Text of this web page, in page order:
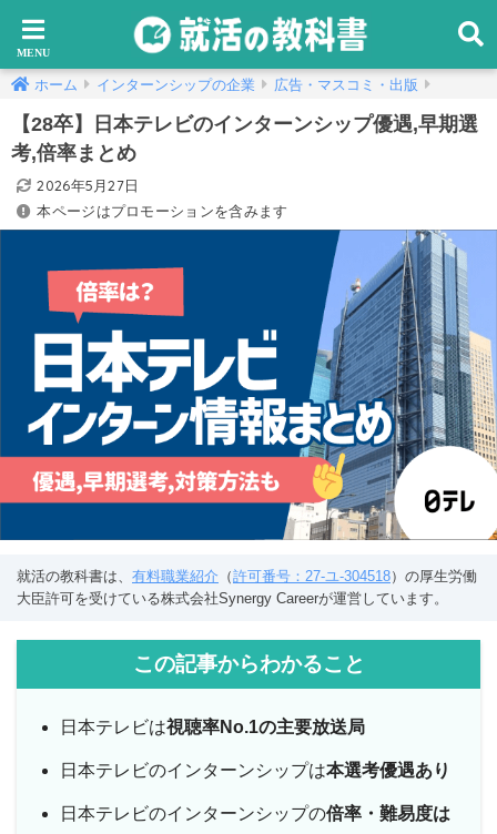
ホーム インターンシップの企業 広告・マスコミ・出版
【28卒】日本テレビのインターンシップ優遇,早期選
考,倍率まとめ
2026年5月27日
本ページはプロモーションを含みます
就活の教科書は、 有料職業紹介 （許可番号：27-ユ-304518）の厚生労働
大臣許可を受けている株式会社Synergy Careerが運営しています。
この記事からわかること
日本テレビは視聴率No.1の主要放送局
日本テレビのインターンシップは本選考優遇あり
日本テレビのインターンシップの倍率・難易度は